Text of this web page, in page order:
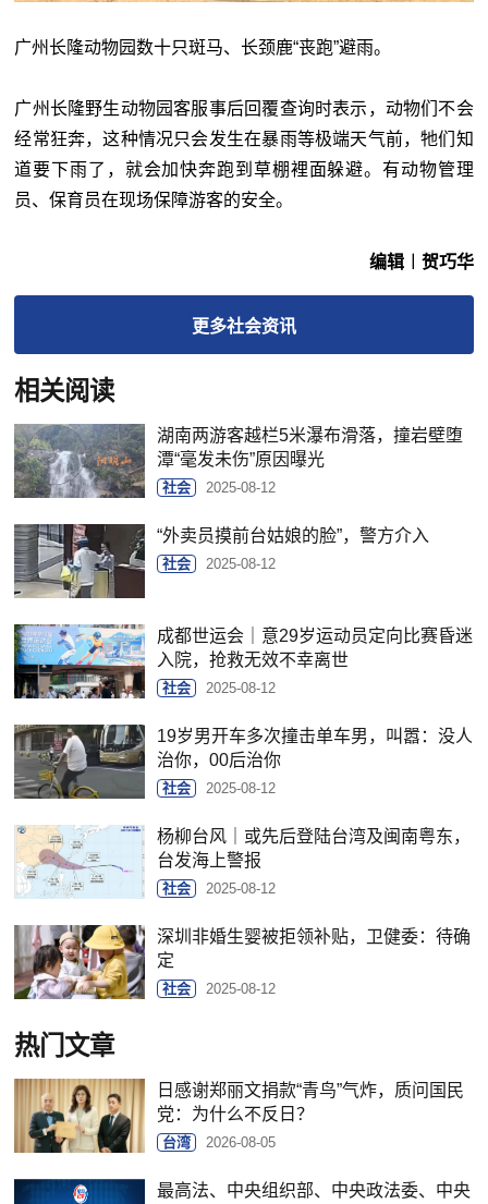
广州长隆动物园数十只斑马、长颈鹿“丧跑”避雨。
广州长隆野生动物园客服事后回覆查询时表示，动物们不会
经常狂奔，这种情况只会发生在暴雨等极端天气前，牠们知
道要下雨了，就会加快奔跑到草棚裡面躲避。有动物管理
员、保育员在现场保障游客的安全。
编辑︱贺巧华
更多社会资讯
相关阅读
湖南两游客越栏5米瀑布滑落，撞岩壁堕
潭“毫发未伤”原因曝光
社会 2025-08-12
“外卖员摸前台姑娘的脸”，警方介入
社会 2025-08-12
成都世运会｜意29岁运动员定向比赛昏迷
入院，抢救无效不幸离世
社会 2025-08-12
19岁男开车多次撞击单车男，叫嚣：没人
治你，00后治你
社会 2025-08-12
杨柳台风｜或先后登陆台湾及闽南粤东，
台发海上警报
社会 2025-08-12
深圳非婚生婴被拒领补贴，卫健委：待确
定
社会 2025-08-12
热门文章
日感谢郑丽文捐款“青鸟”气炸，质问国民
党：为什么不反日？
台湾 2026-08-05
最高法、中央组织部、中央政法委、中央